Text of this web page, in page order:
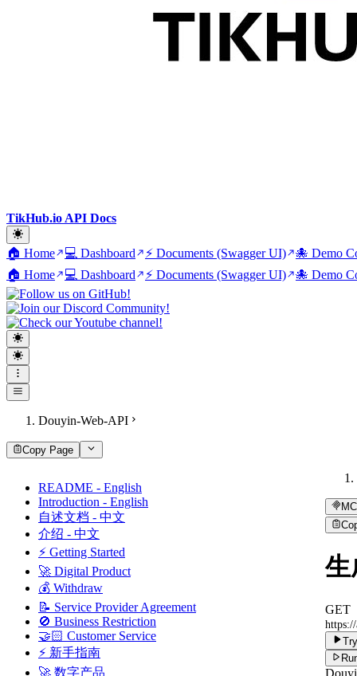
TikHub.io API Docs
🏠 Home 💻 Dashboard ⚡ Documents (Swagger UI)
🐙 Demo
🏠 Home
💻 Dashboard ⚡ Documents (Swagger UI) 🐙 Demo
Douyin-Web-API
Copy Page
README - English
Introduction - English
自述文档 - 中文
介绍 - 中文
⚡ Getting Started
🚀 Digital Product
💰 Withdraw
📝 Service Provider Agreement
🚫 Business Restriction
🤝🏻 Customer Service
⚡ 新手指南
🚀 数字产品
生
GET